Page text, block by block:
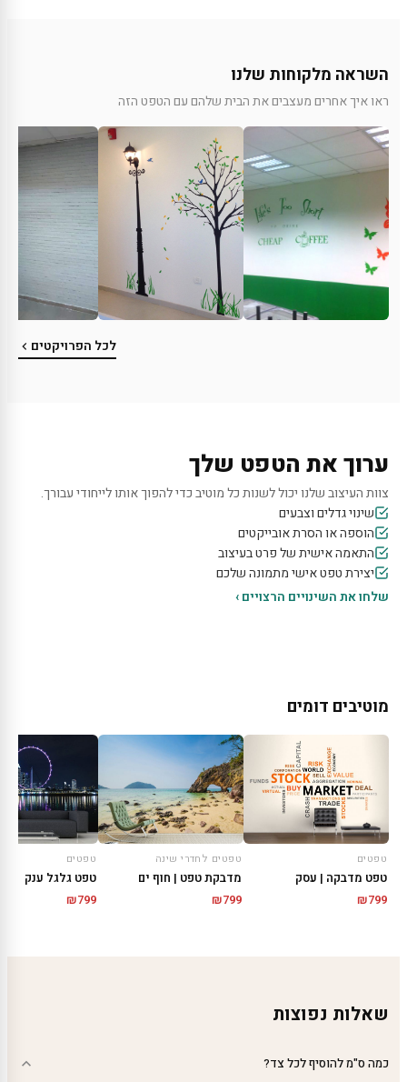
השראה מלקוחות שלנו
ראו איך אחרים מעצבים את הבית שלהם עם הטפט הזה
לכל הפרויקטים
ערוך את הטפט שלך
צוות העיצוב שלנו יכול לשנות כל מוטיב כדי להפוך אותו לייחודי עבורך.
שינוי גדלים וצבעים
הוספה או הסרת אובייקטים
התאמה אישית של פרט בעיצוב
יצירת טפט אישי מתמונה שלכם
שלחו את השינויים הרצויים ›
מוטיבים דומים
טפטים
טפט מדבקה | עסק
₪799
טפטים לחדרי שינה
מדבקת טפט | חוף ים
₪799
טפטים
טפט גלגל ענק
₪799
שאלות נפוצות
כמה ס"מ להוסיף לכל צד?